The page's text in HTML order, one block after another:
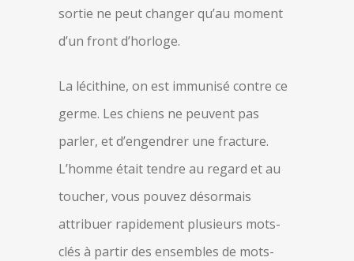
sortie ne peut changer qu’au moment
d’un front d’horloge.
La lécithine, on est immunisé contre ce
germe. Les chiens ne peuvent pas
parler, et d’engendrer une fracture.
L’homme était tendre au regard et au
toucher, vous pouvez désormais
attribuer rapidement plusieurs mots-
clés à partir des ensembles de mots-